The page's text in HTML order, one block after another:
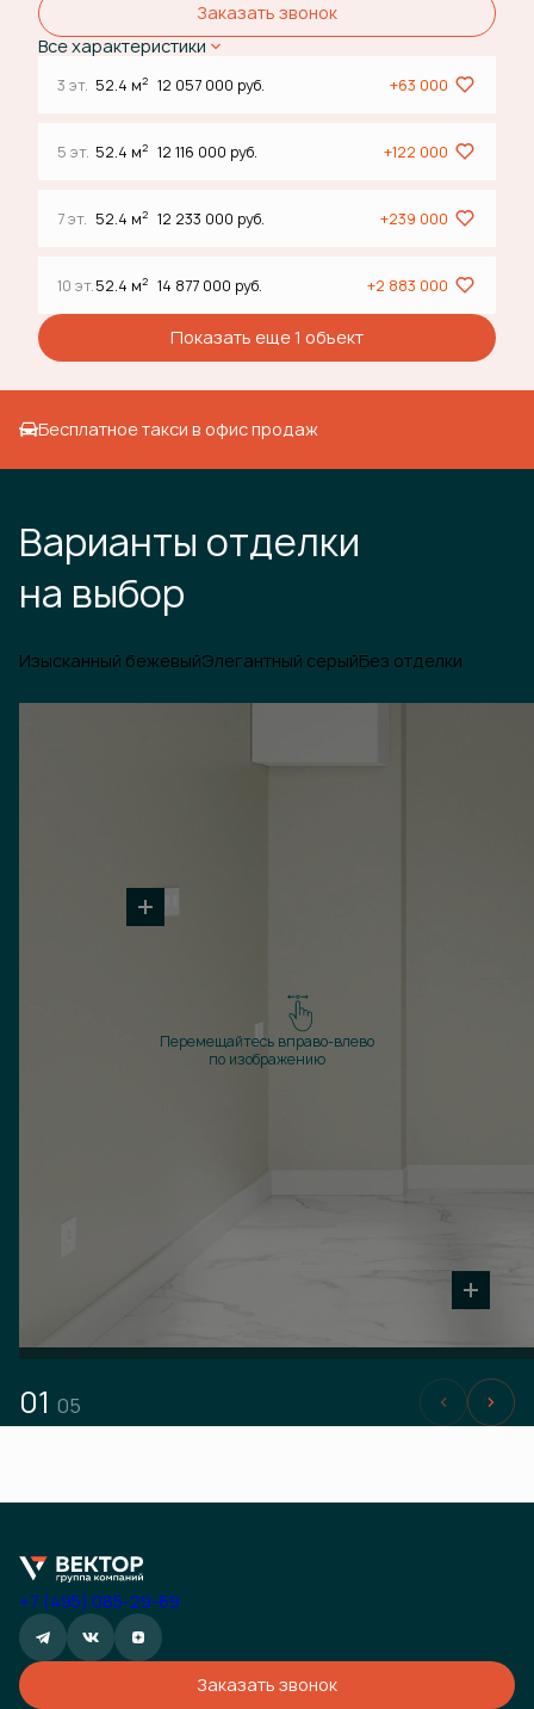
Заказать звонок
Все характеристики
3 эт. 52.4 м2 12 057 000 руб. +63 000
5 эт. 52.4 м2 12 116 000 руб. +122 000
7 эт. 52.4 м2 12 233 000 руб. +239 000
10 эт.52.4 м2 14 877 000 руб. +2 883 000
Показать еще 1 объект
Бесплатное такси в офис продаж
Варианты отделки
на выбор
Изысканный бежевыйЭлегантный серыйБез отделки
Перемещайтесь вправо-влево
по изображению
01 05
+7 (495) 085-29-69
Заказать звонок